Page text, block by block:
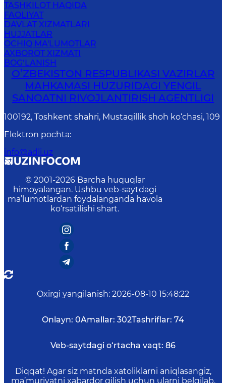
TASHKILOT HAQIDA
FAOLIYAT
DAVLAT XIZMATLARI
HUJJATLAR
OCHIQ MA'LUMOTLAR
AXBOROT XIZMATI
BOG‘LANISH
OʻZBEKISTON RESPUBLIKASI VAZIRLAR
MAHKAMASI HUZURIDAGI YENGIL
SANOATNI RIVOJLANTIRISH AGENTLIGI
100192, Toshkent shahri, Mustaqillik shoh ko‘chasi, 109
Elektron pochta:
info@adli.uz
© 2001-2026 Barcha huquqlar
himoyalangan. Ushbu veb-saytdagi
ma’lumotlardan foydalanganda havola
ko‘rsatilishi shart.
Oxirgi yangilanish: 2026-08-10 15:48:22
Onlayn: 0Amallar: 302Tashriflar: 74
Veb-saytdagi o‘rtacha vaqt: 86
Diqqat! Agar siz matnda xatoliklarni aniqlasangiz,
ma’muriyatni xabardor qilish uchun ularni belgilab,